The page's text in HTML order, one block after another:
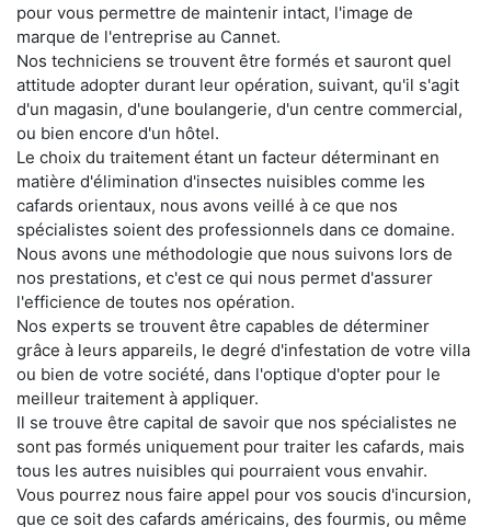
pour vous permettre de maintenir intact, l'image de
marque de l'entreprise au Cannet.
Nos techniciens se trouvent être formés et sauront quel
attitude adopter durant leur opération, suivant, qu'il s'agit
d'un magasin, d'une boulangerie, d'un centre commercial,
ou bien encore d'un hôtel.
Le choix du traitement étant un facteur déterminant en
matière d'élimination d'insectes nuisibles comme les
cafards orientaux, nous avons veillé à ce que nos
spécialistes soient des professionnels dans ce domaine.
Nous avons une méthodologie que nous suivons lors de
nos prestations, et c'est ce qui nous permet d'assurer
l'efficience de toutes nos opération.
Nos experts se trouvent être capables de déterminer
grâce à leurs appareils, le degré d'infestation de votre villa
ou bien de votre société, dans l'optique d'opter pour le
meilleur traitement à appliquer.
Il se trouve être capital de savoir que nos spécialistes ne
sont pas formés uniquement pour traiter les cafards, mais
tous les autres nuisibles qui pourraient vous envahir.
Vous pourrez nous faire appel pour vos soucis d'incursion,
que ce soit des cafards américains, des fourmis, ou même